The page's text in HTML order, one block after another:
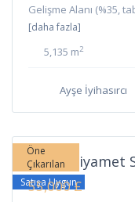
Gelişme Alanı (%35,
[daha fazla]
5,135 m2
Ayşe İyihasırcı
Öne
Çıkarılan
Satışa Uygun
İskele Ziyamet
55,000 £